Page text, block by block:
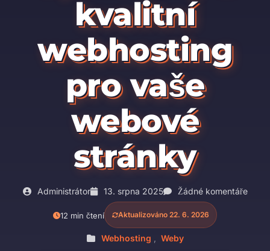
kvalitní
webhosting
pro vaše
webové
stránky
Administrátor 13. srpna 2025 Žádné komentáře
12 min čtení Aktualizováno 22. 6. 2026
Webhosting Weby